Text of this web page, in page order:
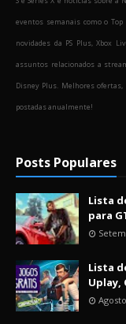
eventos semanais como o
novidades da PS Plus, Xbox
assuntos relacionados a
Disney Plus. Melhores
postadas anualmente!
Posts Populares
Lista
para
Lista
Uplay,